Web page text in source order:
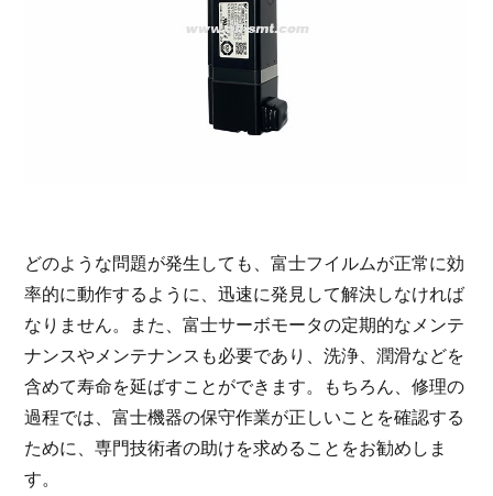
どのような問題が発生しても、富士フイルムが正常に効
率的に動作するように、迅速に発見して解決しなければ
なりません。また、富士サーボモータの定期的なメンテ
ナンスやメンテナンスも必要であり、洗浄、潤滑などを
含めて寿命を延ばすことができます。もちろん、修理の
過程では、富士機器の保守作業が正しいことを確認する
ために、専門技術者の助けを求めることをお勧めしま
す。